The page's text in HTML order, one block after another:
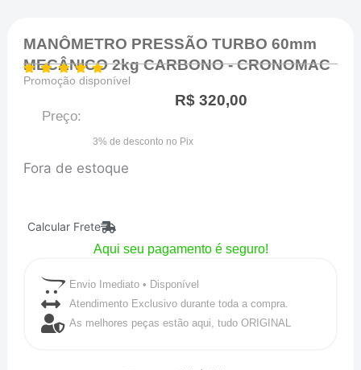
MANÔMETRO PRESSÃO TURBO 60mm
MECÂNICO 2kg CARBONO - CRONOMAC
Promoção disponível
Preço:
R$320,00
3% de desconto no Pix
Fora de estoque
Calcular Frete
Aqui seu pagamento é seguro!
Envio Imediato • Disponível
Atendimento Exclusivo durante toda a compra.
As melhores peças estão aqui, tudo ORIGINAL